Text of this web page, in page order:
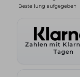
Bestellung aufgegeben
Zahlen mit
Tagen